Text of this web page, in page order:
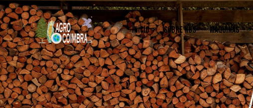
INÍCIO SOBRE NÓS MÁQUINAS